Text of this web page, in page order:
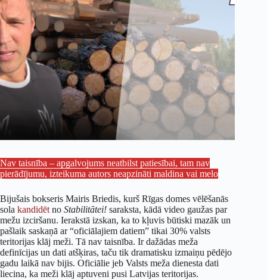
Nav taisnība – apgalvojums neatbilst patiesībai, tam nav
pierādījumu, izteikuma autors neapzināti maldina vai melo
Bijušais bokseris Mairis Briedis, kurš Rīgas domes vēlēšanās
sola kandidēt no Stabilitātei! saraksta, kādā video gaužas par
mežu izciršanu. Ierakstā izskan, ka to kļuvis būtiski mazāk un
pašlaik saskaņā ar “oficiālajiem datiem” tikai 30% valsts
teritorijas klāj meži. Tā nav taisnība. Ir dažādas meža
definīcijas un dati atšķiras, taču tik dramatisku izmaiņu pēdējo
gadu laikā nav bijis. Oficiālie jeb Valsts meža dienesta dati
liecina, ka meži klāj aptuveni pusi Latvijas teritorijas.